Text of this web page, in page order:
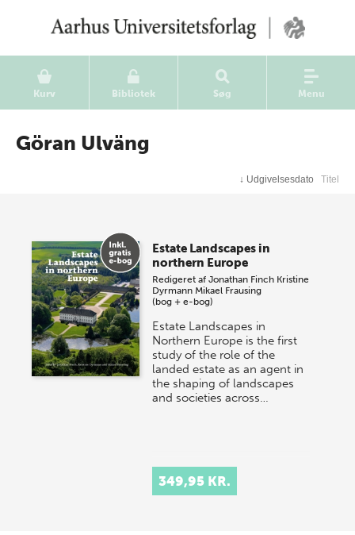
Kurv Bibliotek Søg Menu
Göran Ulväng
↓ Udgivelsesdato Titel
Estate Landscapes in
northern Europe
Redigeret afJonathan Finch Kristine
Dyrmann Mikael Frausing
(bog + e-bog)
Estate Landscapes in
Northern Europe is the first
study of the role of the
landed estate as an agent in
the shaping of landscapes
and societies across…
349,95 KR.